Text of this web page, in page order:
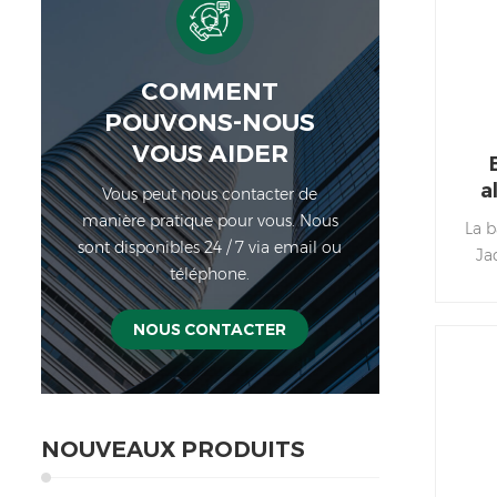
COMMENT
POUVONS-NOUS
VOUS AIDER
Vous peut nous contacter de
manière pratique pour vous. Nous
sont disponibles 24 / 7 via email ou
téléphone.
NOUS CONTACTER
NOUVEAUX PRODUITS
03
La